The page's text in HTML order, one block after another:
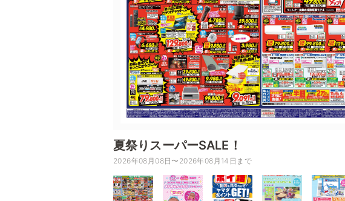
夏祭りスーパーSALE！
2026年08月08日〜2026年08月14日まで